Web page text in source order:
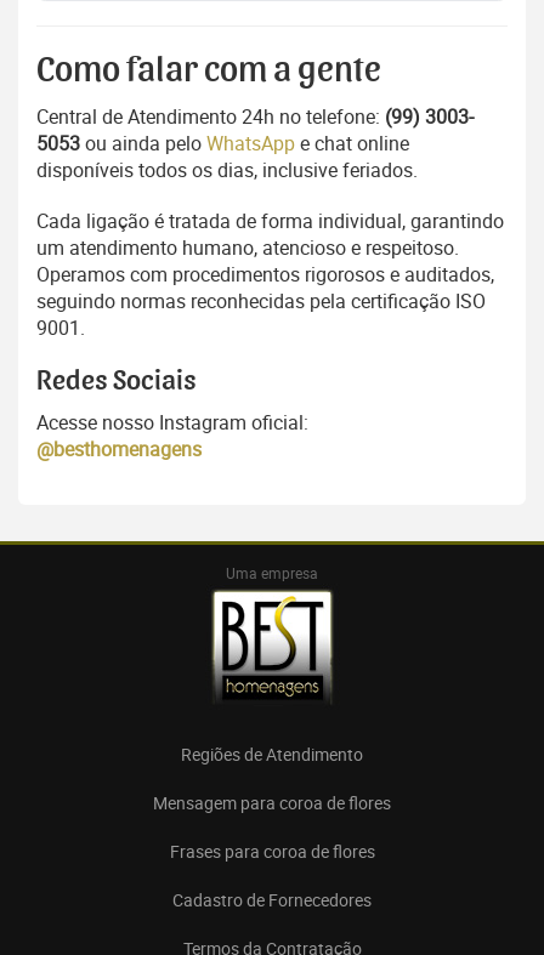
Como falar com a gente
Central de Atendimento 24h no telefone: (99) 3003-
5053ou ainda peloWhatsAppe chat online
disponíveis todos os dias, inclusive feriados.
Cada ligação é tratada de forma individual, garantindo
um atendimento humano, atencioso e respeitoso.
Operamos com procedimentos rigorosos e auditados,
seguindo normas reconhecidas pela certificação ISO
9001.
Redes Sociais
Acesse nosso Instagram oficial:
@besthomenagens
Uma empresa
Regiões de Atendimento
Mensagem para coroa de flores
Frases para coroa de flores
Cadastro de Fornecedores
Termos da Contratação